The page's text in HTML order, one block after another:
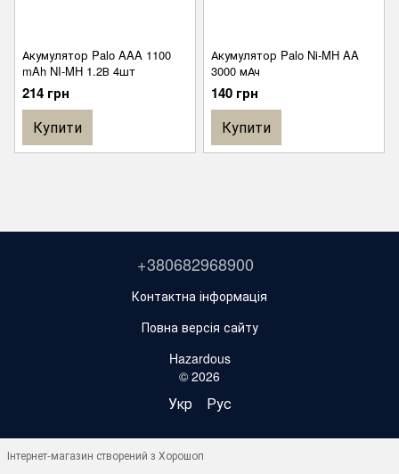
Акумулятор Palo AAA 1100
mAh NI-MH 1.2В 4шт
214 грн
Купити
Акумулятор Palo Ni-MH AA
3000 мАч
140 грн
Купити
+380682968900
Контактна інформація
Повна версія сайту
Hazardous
© 2026
Укр Рус
Інтернет-магазин створений з Хорошоп